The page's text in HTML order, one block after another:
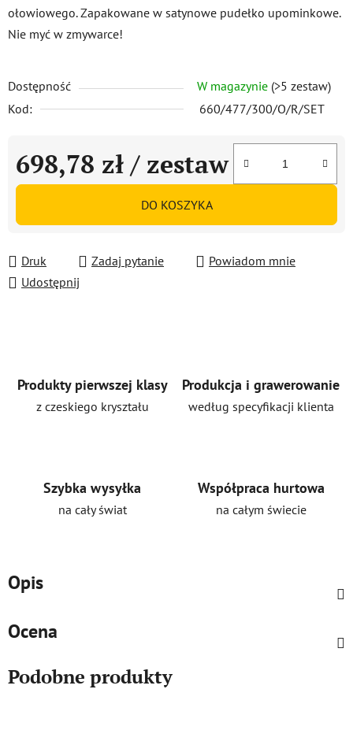
ołowiowego. Zapakowane w satynowe pudełko upominkowe.
Nie myć w zmywarce!
Dostępność W magazynie (>5 zestaw)
Kod:
660/477/300/O/R/SET
698,78 zł / zestaw
Cena jednostkowa:
DO KOSZYKA
Druk Zadaj pytanie
Powiadom mnie
Udostępnij
Produkty pierwszej klasy
z czeskiego kryształu
Produkcja i grawerowanie
według specyfikacji klienta
Szybka wysyłka
na cały świat
Współpraca hurtowa
na całym świecie
Opis
Ocena
Podobne produkty